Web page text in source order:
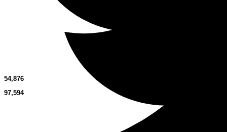
Akaun Tabung Pembangunan
SURAU AS-SIDDIQIN
54,876
97,594